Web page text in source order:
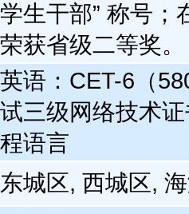
生干部” 称号
获省级二等奖。
语：CET-6（
三级网络技术
语言
城区, 西城区,